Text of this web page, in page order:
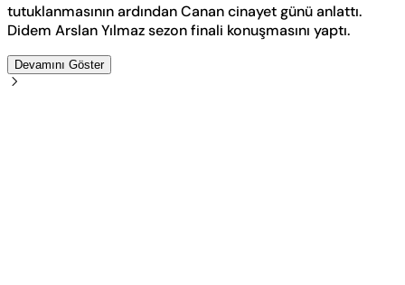
tutuklanmasının ardından Canan cinayet günü anlattı.
Didem Arslan Yılmaz sezon finali konuşmasını yaptı.
Devamını Göster